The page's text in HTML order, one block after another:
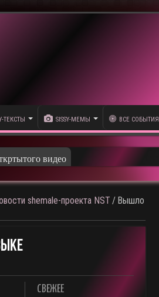
ТЕКСТЫ SISSY-МЕМЫ ВСЕ СОБЫТИЯ
видео
shemale-проекта NST / Вышло
СВЕЖЕЕ